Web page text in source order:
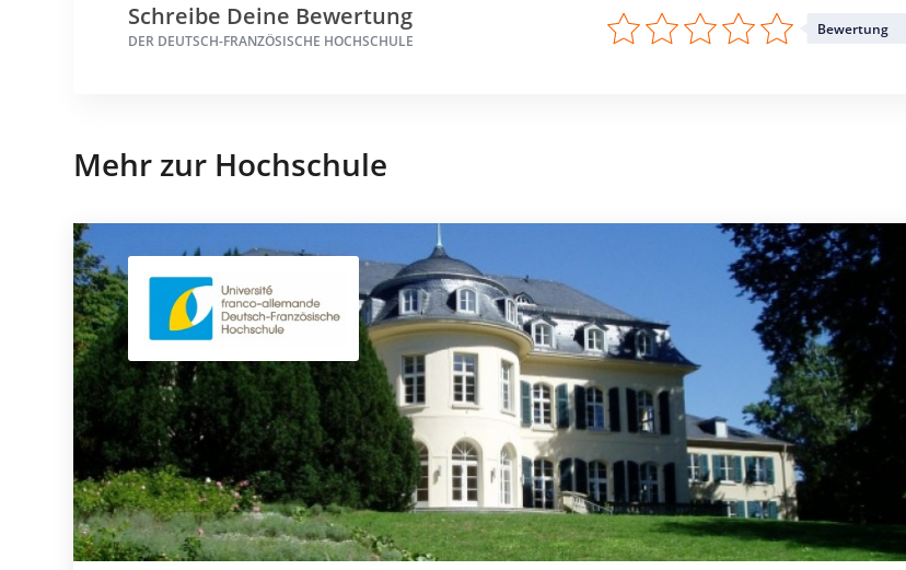
Schreibe Deine Bewertung
DER DEUTSCH-FRANZÖSISCHE HOCHSCHULE
Bewertung
Mehr zur Hochschule